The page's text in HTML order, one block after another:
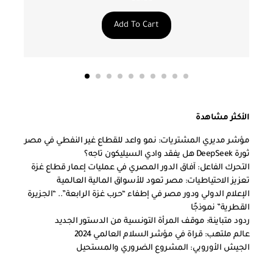
Add To Cart
الأكثر مشاهدة
مؤشر مديري المشتريات: نمو واعد للقطاع غير النفطي في مصر
ثورة DeepSeek هل يفقد وادي السيليكون تاجه؟
التحرك الفاعل: آفاق الدور المصري في عمليات إعمار قطاع غزة
تعزيز الاحتياطيات: مصر تعود للأسواق المالية العالمية
الإعلام الدولي ودور مصر في إطفاء “حرب غزة الرابعة”.. “الجزيرة
القطرية” نموذجًا
ردود متباينة: موقف المرأة التونسية من الدستور الجديد
عالم ملتهب: قراة في مؤشر السلام العالمي 2024
الجيش الأوروبي: المشروع الضروري والمستحيل